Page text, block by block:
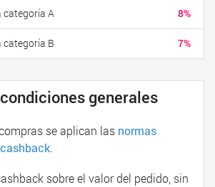
8%
categoría A
7%
categoría B
generales
se aplican las normas
.
sobre el valor del pedido, sin